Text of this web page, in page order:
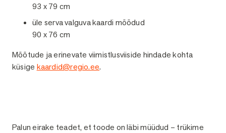
93 x 79 cm
üle serva valguva kaardi mõõdud
90 x 76 cm
Mõõtude ja erinevate viimistlusviiside hindade kohta
küsige kaardid@regio.ee.
Palun eirake teadet, et toode on läbi müüdud – trükime